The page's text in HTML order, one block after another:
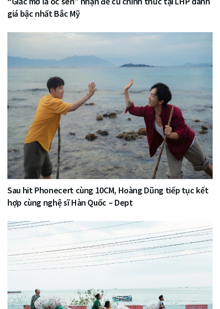
giá bậc nhất Bắc Mỹ
Sau hit Phonecert cùng 10CM, Hoàng Dũng tiếp tục kết
hợp cùng nghệ sĩ Hàn Quốc – Dept